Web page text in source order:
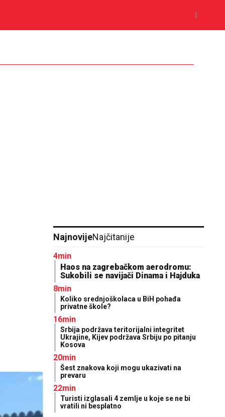
NajnovijeNajčitanije
4min
Haos na zagrebačkom aerodromu:
Sukobili se navijači Dinama i Hajduka
8min
Koliko srednjoškolaca u BiH pohađa
privatne škole?
16min
Srbija podržava teritorijalni integritet
Ukrajine, Kijev podržava Srbiju po pitanju
Kosova
20min
Šest znakova koji mogu ukazivati na
prevaru
22min
Turisti izglasali 4 zemlje u koje se ne bi
vratili ni besplatno